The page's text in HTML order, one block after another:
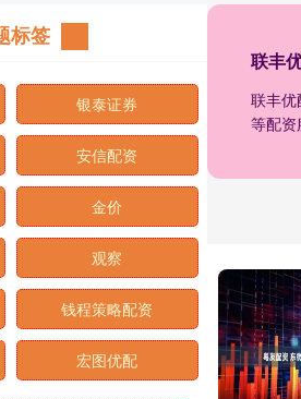
联丰
联丰
等配资
标签
银泰证券
安信配资
金价
观察
钱程策略配资
宏图优配